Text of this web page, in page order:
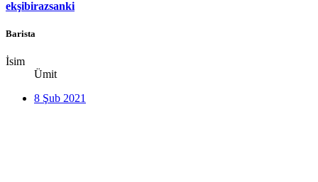
ekşibirazsanki
Barista
İsim
Ümit
8 Şub 2021